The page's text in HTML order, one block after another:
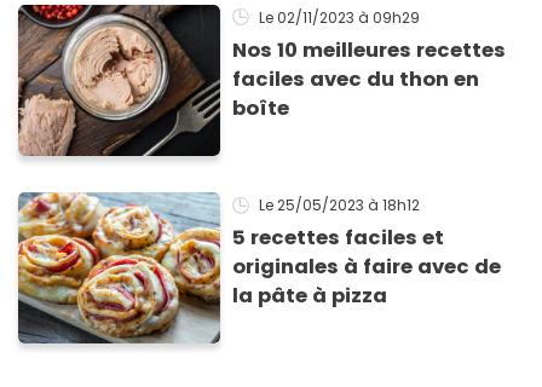
Le 02/11/2023 à 09h29
Nos 10 meilleures recettes
faciles avec du thon en
boîte
Le 25/05/2023 à 18h12
5 recettes faciles et
originales à faire avec de
la pâte à pizza